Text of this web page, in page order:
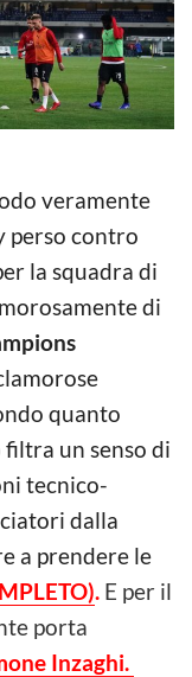
veramente
perso contro
la squadra di
di
quanto
un senso di
tecnico-
dalla
a prendere le
. E per il
porta
Inzaghi.